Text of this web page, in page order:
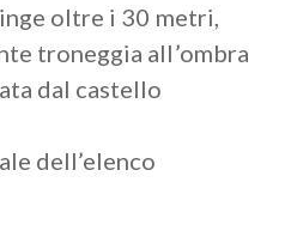
oltre i 30 metri,
troneggia all’ombra
dal castello
dell’elenco